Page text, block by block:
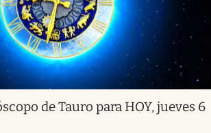
de Tauro para HOY, jueves 6